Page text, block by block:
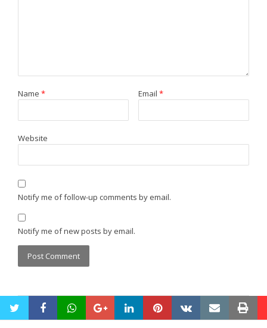
twitterfacebookwhatsapp
google+linkedinpinterestvkontakte
email
Name * Email *
Website
Notify me of follow-up comments by email.
Notify me of new posts by email.